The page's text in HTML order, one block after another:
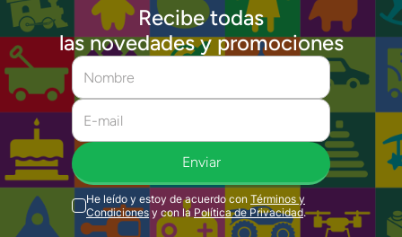
Recibe todas
las novedades y promociones
Enviar
He leído y estoy de acuerdo con Términos y
Condiciones y con la Política de Privacidad.